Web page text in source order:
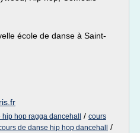
école de danse à Saint-
hop ragga dancehall / cours
de danse hip hop dancehall
/